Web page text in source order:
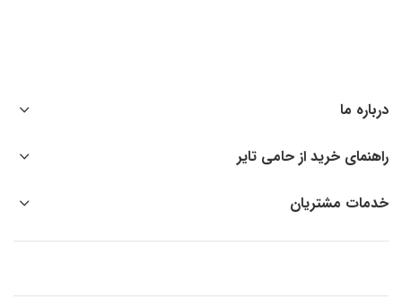
درباره ما
راهنمای خرید از حامی تایر
خدمات مشتریان